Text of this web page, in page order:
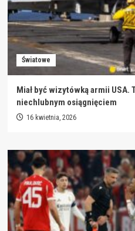
Światowe
Miał być wizytówką armii USA.
niechlubnym osiągnięciem
16 kwietnia, 2026